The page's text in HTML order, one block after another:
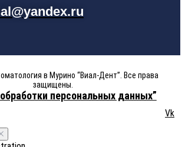
в Мурино “Виал-Дент”. Все права
защищены.
персональных данных”
Vk